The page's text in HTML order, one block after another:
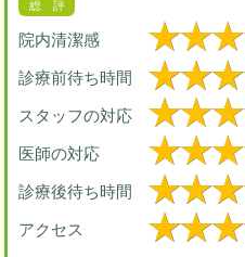
院内清潔感
診療前待ち時間
スタッフの対応
医師の対応
診療後待ち時間
アクセス